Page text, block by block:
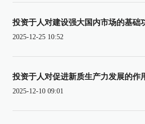
投资于人对建设强大国内市场的基础
2025-12-25 10:52
投资于人对促进新质生产力发展的作
2025-12-10 09:01